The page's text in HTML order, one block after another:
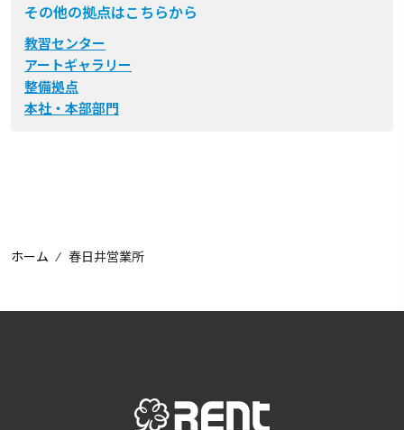
その他の拠点はこちらから
教習センター
アートギャラリー
整備拠点
本社・本部部門
ホーム ⁄ 春日井営業所